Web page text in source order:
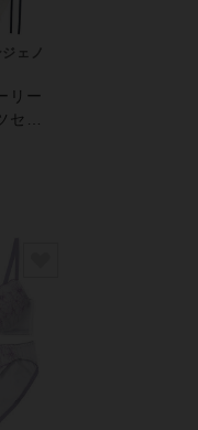
ェノ
リー
セッ